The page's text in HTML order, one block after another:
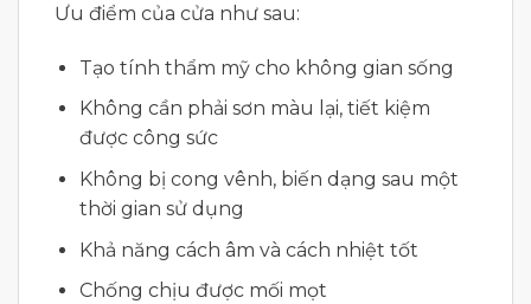
Ưu điểm của cửa như sau:
Tạo tính thẩm mỹ cho không gian sống
Không cần phải sơn màu lại, tiết kiệm
được công sức
Không bị cong vênh, biến dạng sau một
thời gian sử dụng
Khả năng cách âm và cách nhiệt tốt
Chống chịu được mối mọt